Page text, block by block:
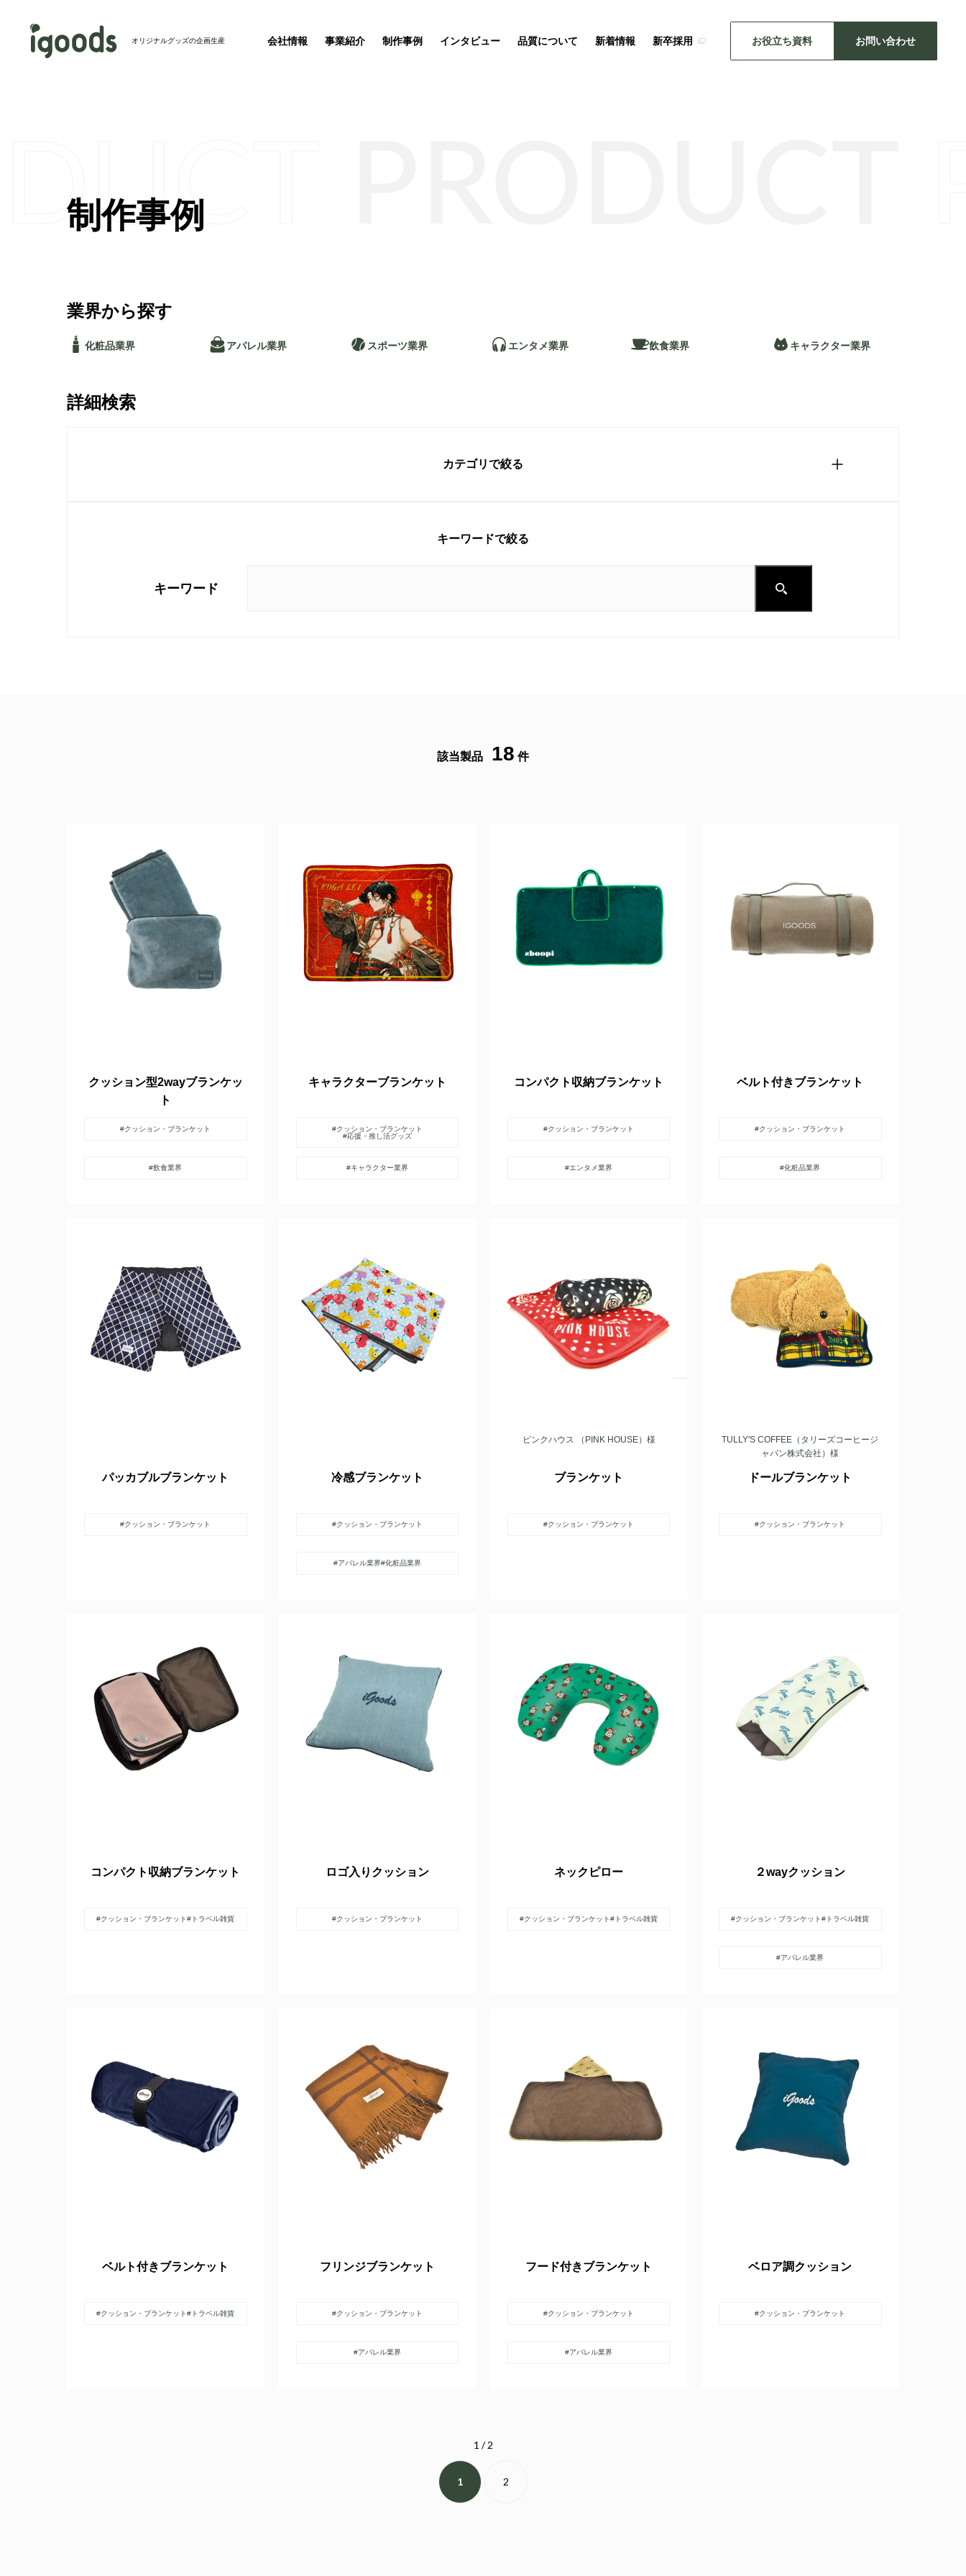
オリジナルグッズの企画生産 会社情報
会社情報トップ
経営方針 コンプライアンス
事業紹介 制作事例 インタビュー 品質について 新着情報
新製品
【ホテル・旅館必見】パッケージを並べるとアートが完
【記事掲載】株式会社秋冬春夏のオウンドメディア「オ
リジナルグッズの春夏秋冬」にて、当社のフルオーダ
ー/SUSPRO事業が紹介されました
新卒採用 お役立ち資料 お問い合わせ
制作事例
業界から探す
化粧品業界 アパレル業界 スポーツ業界 エンタメ業界 飲食業界 キャラクター業界
詳細検索
カテゴリで絞る
キーワードで絞る
キーワード
該当製品 18 件
クッション型2wayブランケッ
ト
#クッション・ブランケット
#飲食業界
キャラクターブランケット
#クッション・ブランケット
#応援・推し活グッズ
#キャラクター業界
コンパクト収納ブランケット
#クッション・ブランケット
#エンタメ業界
ベルト付きブランケット
#クッション・ブランケット
#化粧品業界
パッカブルブランケット
#クッション・ブランケット
冷感ブランケット
#クッション・ブランケット
#アパレル業界#化粧品業界
ピンクハウス （PINK HOUSE）様
ブランケット
#クッション・ブランケット
TULLY'S COFFEE（タリーズコーヒージ
ャパン株式会社）様
ドールブランケット
#クッション・ブランケット
コンパクト収納ブランケット
#クッション・ブランケット#トラベル雑貨
ロゴ入りクッション
#クッション・ブランケット
ネックピロー
#クッション・ブランケット#トラベル雑貨
２wayクッション
#クッション・ブランケット#トラベル雑貨
#アパレル業界
ベルト付きブランケット
#クッション・ブランケット#トラベル雑貨
フリンジブランケット
#クッション・ブランケット
#アパレル業界
フード付きブランケット
#クッション・ブランケット
#アパレル業界
ベロア調クッション
#クッション・ブランケット
1 / 2
1 2